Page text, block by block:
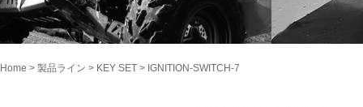
Home > 製品ライン > KEY SET > IGNITION-SWITCH-7